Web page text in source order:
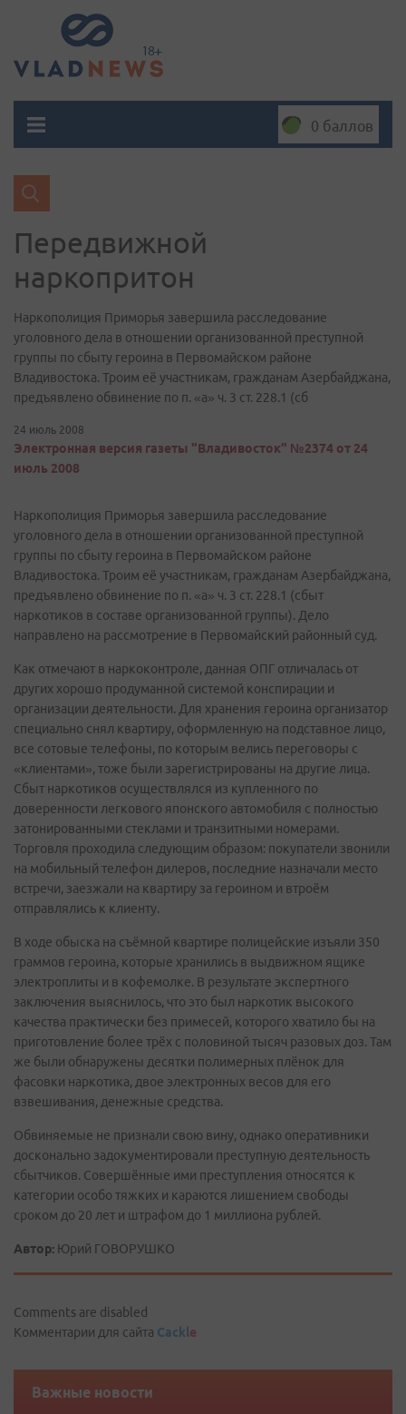
0 баллов
Передвижной
наркопритон
Наркополиция Приморья завершила расследование
уголовного дела в отношении организованной преступной
группы по сбыту героина в Первомайском районе
Владивостока. Троим её участникам, гражданам Азербайджана,
предъявлено обвинение по п. «а» ч. 3 ст. 228.1 (сб
24 июль 2008
Электронная версия газеты "Владивосток" №2374 от 24
июль 2008
Наркополиция Приморья завершила расследование
уголовного дела в отношении организованной преступной
группы по сбыту героина в Первомайском районе
Владивостока. Троим её участникам, гражданам Азербайджана,
предъявлено обвинение по п. «а» ч. 3 ст. 228.1 (сбыт
наркотиков в составе организованной группы). Дело
направлено на рассмотрение в Первомайский районный суд.
Как отмечают в наркоконтроле, данная ОПГ отличалась от
других хорошо продуманной системой конспирации и
организации деятельности. Для хранения героина организатор
специально снял квартиру, оформленную на подставное лицо,
все сотовые телефоны, по которым велись переговоры с
«клиентами», тоже были зарегистрированы на другие лица.
Сбыт наркотиков осуществлялся из купленного по
доверенности легкового японского автомобиля с полностью
затонированными стеклами и транзитными номерами.
Торговля проходила следующим образом: покупатели звонили
на мобильный телефон дилеров, последние назначали место
встречи, заезжали на квартиру за героином и втроём
отправлялись к клиенту.
В ходе обыска на съёмной квартире полицейские изъяли 350
граммов героина, которые хранились в выдвижном ящике
электроплиты и в кофемолке. В результате экспертного
заключения выяснилось, что это был наркотик высокого
качества практически без примесей, которого хватило бы на
приготовление более трёх с половиной тысяч разовых доз. Там
же были обнаружены десятки полимерных плёнок для
фасовки наркотика, двое электронных весов для его
взвешивания, денежные средства.
Обвиняемые не признали свою вину, однако оперативники
досконально задокументировали преступную деятельность
сбытчиков. Совершённые ими преступления относятся к
категории особо тяжких и караются лишением свободы
сроком до 20 лет и штрафом до 1 миллиона рублей.
Автор: Юрий ГОВОРУШКО
Comments are disabled
Комментарии для сайта Cackle
Важные новости